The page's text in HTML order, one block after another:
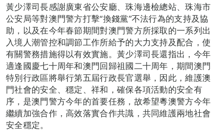
黃少澤司長感謝廣東省公安廳、珠海邊檢總站、珠海市
公安局等對澳門警方打擊“換錢黨”不法行為的支持及協
助，以及在今年春節期間對澳門警方所採取的一系列出
入境人潮管控和調節工作所給予的大力支持及配合，使
有關警務措施得以有效實施。黃少澤司長還指出，今年
適逢國慶七十周年和澳門回歸祖國二十周年，期間澳門
特別行政區將舉行第五屆行政長官選舉，因此，維護澳
門社會的安全、穩定、祥和，確保各項活動的安全有
序，是澳門警方今年的首要任務，故希望粵澳警方今年
繼續加強合作，高效落實合作共識，共同維護兩地社會
安全穩定。